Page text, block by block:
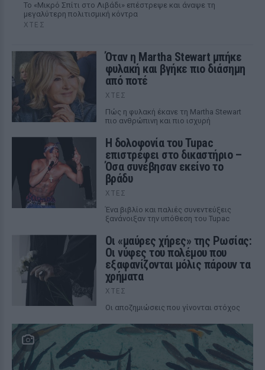
Το «Μικρό Σπίτι στο Λιβάδι» επέστρεψε και άναψε τη
μεγαλύτερη πολιτισμική κόντρα
ΧΤΕΣ
Όταν η Martha Stewart μπήκε
φυλακή και βγήκε πιο διάσημη
από ποτέ
ΧΤΕΣ
Πώς η φυλακή έκανε τη Martha Stewart
πιο ανθρώπινη και πιο ισχυρή
Η δολοφονία του Tupac
επιστρέφει στο δικαστήριο –
Όσα συνέβησαν εκείνο το
βράδυ
ΧΤΕΣ
Ένα βιβλίο και παλιές συνεντεύξεις
ξανάνοιξαν την υπόθεση του Tupac
Οι «μαύρες χήρες» της Ρωσίας:
Οι νύφες του πολέμου που
εξαφανίζονται μόλις πάρουν τα
χρήματα
ΧΤΕΣ
Οι αποζημιώσεις που γίνονται στόχος